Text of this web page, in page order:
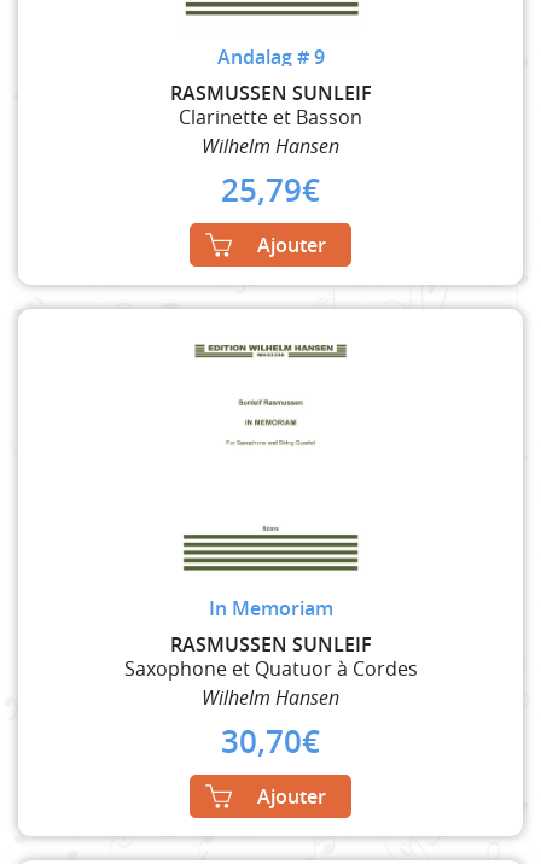
Andalag # 9
RASMUSSEN SUNLEIF
Clarinette et Basson
Wilhelm Hansen
25,79€
Ajouter
In Memoriam
RASMUSSEN SUNLEIF
Saxophone et Quatuor à Cordes
Wilhelm Hansen
30,70€
Ajouter